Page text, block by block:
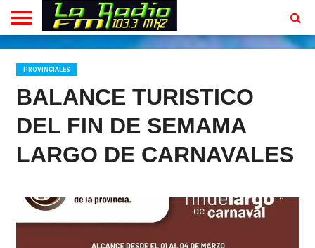
INICIO
EN
VIVO
PROGRAMACION
CONTACTO
PROVINCIALES
BALANCE TURISTICO
DEL FIN DE SEMAMA
LARGO DE CARNAVALES